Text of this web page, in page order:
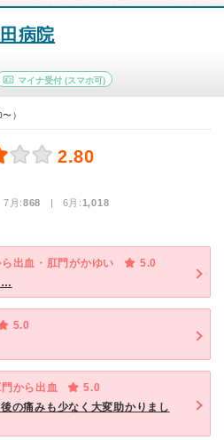
病院
マイナ受付 (スマホ可)
）
2.80
月:868 | 6月:1,018
出血・肛門がかゆい
5.0
…
5.0
門から出血
5.0
の痛みも少なく大変助かりまし